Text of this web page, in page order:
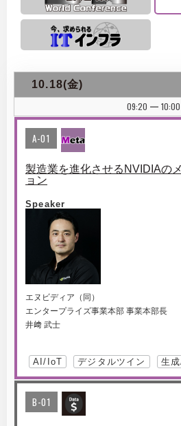
10.18(金)
09:20
| 10:00
A-01
製造業を進化させるNVIDIAの
ョン
Speaker
エヌビディア（同）
エンタープライズ事業本部 事業本部長
井﨑 武士
AI/IoT デジタルツイン 生成
B-01